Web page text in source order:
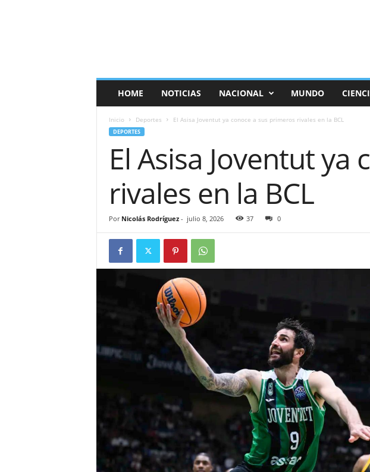
HOME NOTICIAS NACIONAL MUNDO
Inicio Deportes El Asisa Joventut ya conoce a sus primeros rivales en la BCL
DEPORTES
El Asisa Joventut
rivales en la BCL
Por Nicolás Rodríguez- julio 8, 2026 37 0